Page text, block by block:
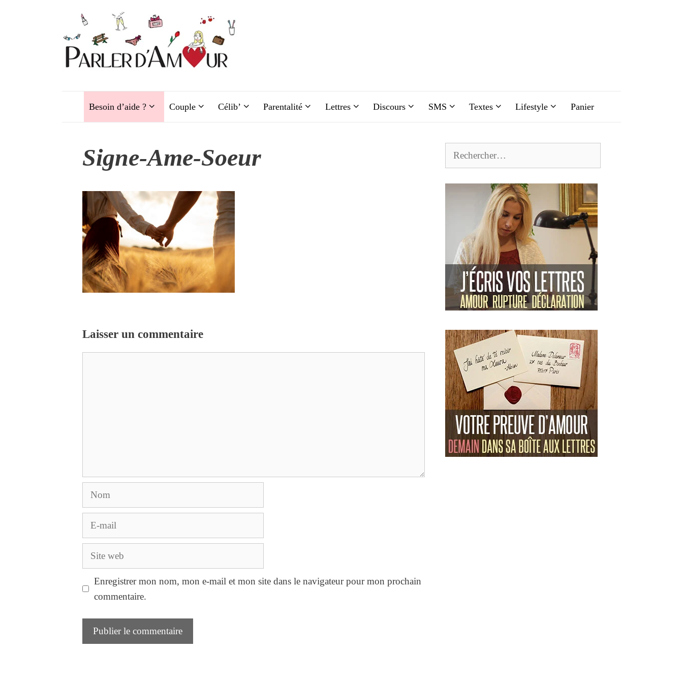
Besoin d’aide ? Couple Célib’ Parentalité Lettres Discours SMS Textes Lifestyle Panier
Signe-Ame-Soeur
Laisser un commentaire
Nom
E-
Site
Enregistrer mon nom, mon e-mail et mon site dans le navigateur pour mon prochain
commentaire.